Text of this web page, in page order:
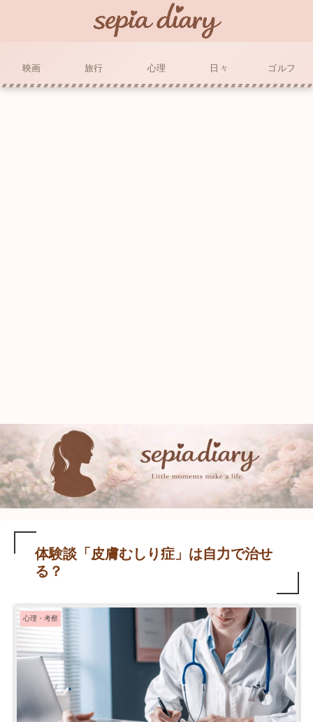
映画 旅行 心理 日々 ゴルフ
体験談「皮膚むしり症」は自力で治せ
る？
心理・考察